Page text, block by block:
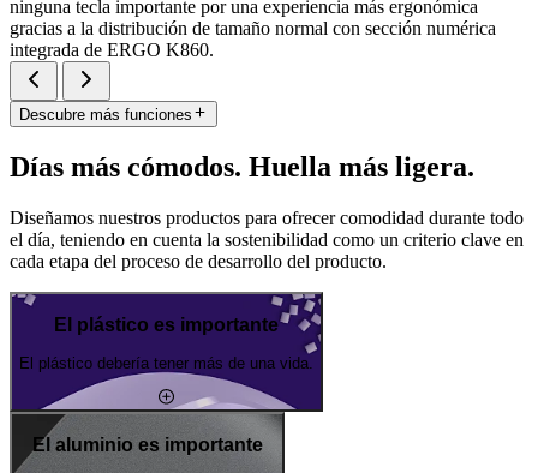
ninguna tecla importante por una experiencia más ergonómica
gracias a la distribución de tamaño normal con sección numérica
integrada de ERGO K860.
Descubre más funciones
Días más cómodos. Huella más ligera.
Diseñamos nuestros productos para ofrecer comodidad durante todo
el día, teniendo en cuenta la sostenibilidad como un criterio clave en
cada etapa del proceso de desarrollo del producto.
El plástico es importante
El plástico debería tener más de una vida.
El aluminio es importante